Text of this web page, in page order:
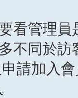
看管理
不同於
請加入